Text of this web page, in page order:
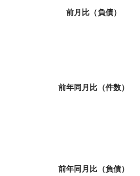
前月比（負債）
前年同月比（件数）
前年同月比（負債）